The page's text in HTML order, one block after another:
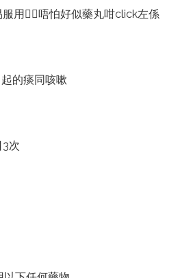
用👍🏻唔怕好似藥丸咁click左係
的痰同咳嗽
次